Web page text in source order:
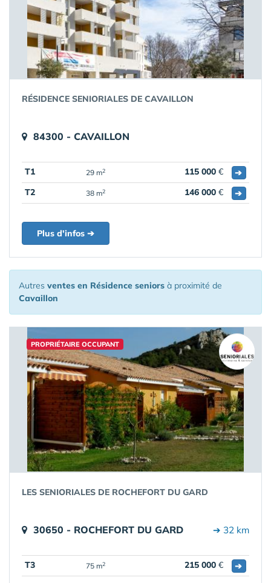
RÉSIDENCE SENIORIALES DE CAVAILLON
84300 - CAVAILLON
T1 29 m2 115 000 €
➔
T2
38 m2 146 000 € ➔
Plus d'infos ➔
Autres ventes en Résidence seniors à proximité de
Cavaillon
PROPRIÉTAIRE OCCUPANT
LES SENIORIALES DE ROCHEFORT DU GARD
30650 - ROCHEFORT DU GARD ➔ 32 km
T3 75 m2 215 000 € ➔